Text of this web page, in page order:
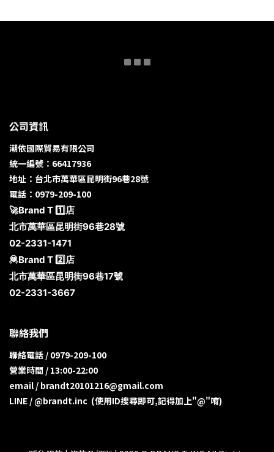
公司資訊
潮依國際貿易有限公司
統一編號：66417936
地址：台北市萬華區昆明街96巷28號
電話：0979-209-100
🚀Brand T 1️⃣店
北市萬華區昆明街96巷28號
02-2331-1471
🦧Brand T 2️⃣店
北市萬華區昆明街96巷17號
02-2331-3667
聯絡我們
聯絡電話 / 0979-209-100
營業時間 / 13:00-22:00
email / brandt20101216@gmail.com
LINE / @brandt.inc (使用ID搜尋即可,記得加上"@"唷)